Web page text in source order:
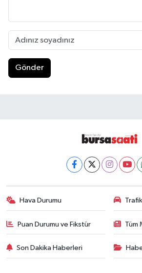
Gönder
Hava Durumu
Puan Durumu ve Fikstür Tüm
Son Dakika Haberleri